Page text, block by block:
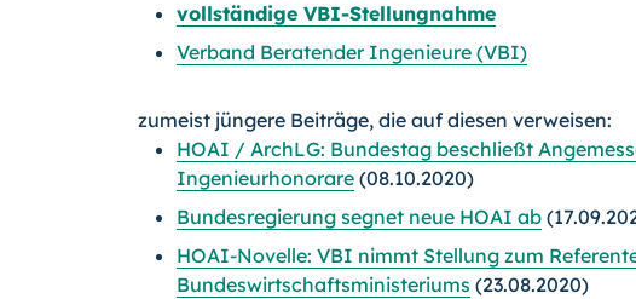
vollständige VBI-Stellungnahme
Verband Beratender Ingenieure (VBI)
zumeist jüngere Beiträge, die auf diesen verweisen:
HOAI / ArchLG: Bundestag beschließt
Ingenieurhonorare (08.10.2020)
Bundesregierung segnet neue HOAI ab
HOAI-Novelle: VBI nimmt Stellung zum
Bundeswirtschaftsministeriums (23.08.2020)